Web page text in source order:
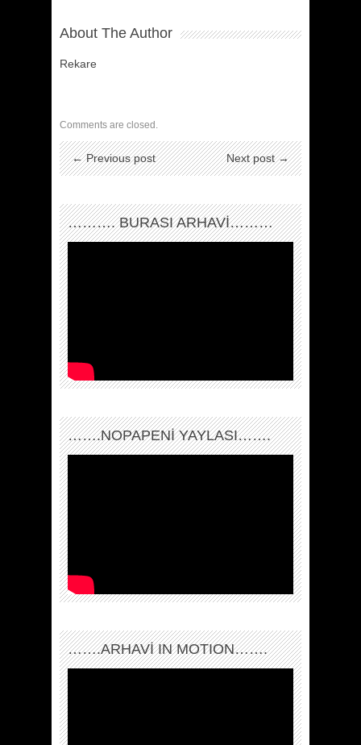
About The Author
Rekare
Comments are closed.
← Previous post Next post →
………. BURASI ARHAVİ………
…….NOPAPENİ YAYLASI…….
…….ARHAVI IN MOTION…….